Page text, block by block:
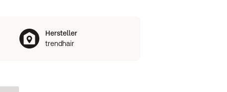
Hersteller
trendhair